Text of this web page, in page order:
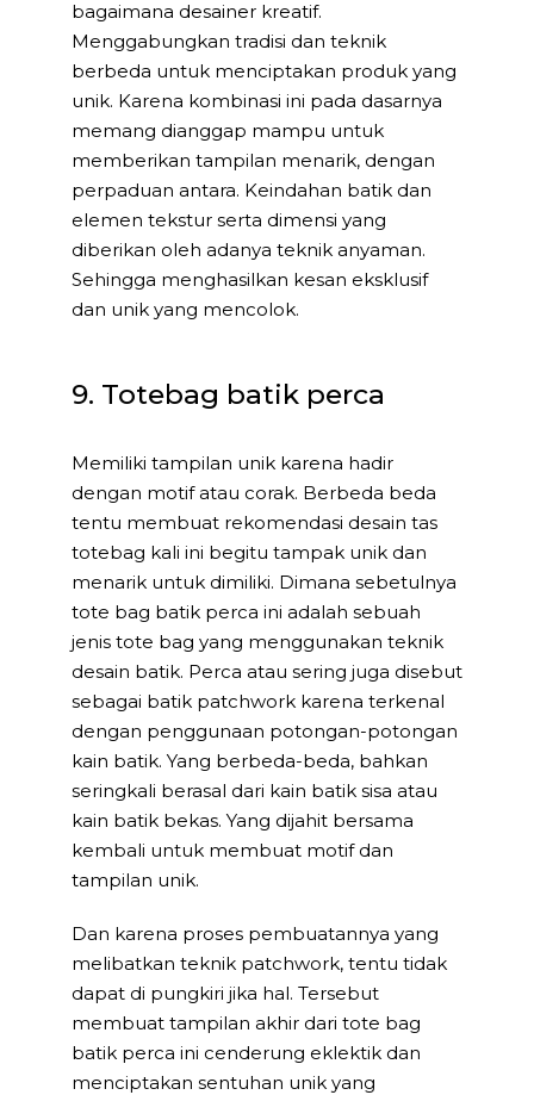
bagaimana desainer kreatif.
Menggabungkan tradisi dan teknik
berbeda untuk menciptakan produk yang
unik. Karena kombinasi ini pada dasarnya
memang dianggap mampu untuk
memberikan tampilan menarik, dengan
perpaduan antara. Keindahan batik dan
elemen tekstur serta dimensi yang
diberikan oleh adanya teknik anyaman.
Sehingga menghasilkan kesan eksklusif
dan unik yang mencolok.
9. Totebag batik perca
Memiliki tampilan unik karena hadir
dengan motif atau corak. Berbeda beda
tentu membuat rekomendasi desain tas
totebag kali ini begitu tampak unik dan
menarik untuk dimiliki. Dimana sebetulnya
tote bag batik perca ini adalah sebuah
jenis tote bag yang menggunakan teknik
desain batik. Perca atau sering juga disebut
sebagai batik patchwork karena terkenal
dengan penggunaan potongan-potongan
kain batik. Yang berbeda-beda, bahkan
seringkali berasal dari kain batik sisa atau
kain batik bekas. Yang dijahit bersama
kembali untuk membuat motif dan
tampilan unik.
Dan karena proses pembuatannya yang
melibatkan teknik patchwork, tentu tidak
dapat di pungkiri jika hal. Tersebut
membuat tampilan akhir dari tote bag
batik perca ini cenderung eklektik dan
menciptakan sentuhan unik yang